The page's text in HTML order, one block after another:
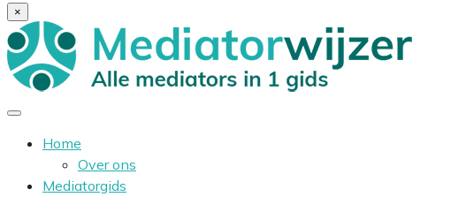
×
Home
Over ons
Mediatorgids